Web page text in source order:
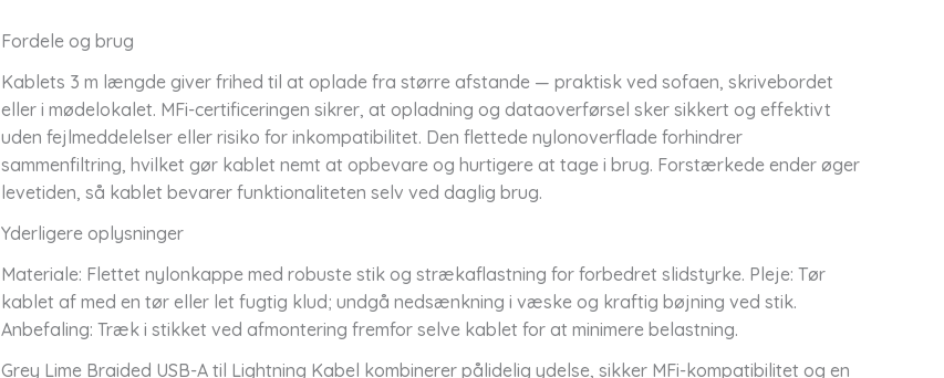
Fordele og brug
Kablets 3 m længde giver frihed til at oplade fra større afstande — praktisk ved sofaen, skrivebordet
eller i mødelokalet. MFi-certificeringen sikrer, at opladning og dataoverførsel sker sikkert og effektivt
uden fejlmeddelelser eller risiko for inkompatibilitet. Den flettede nylonoverflade forhindrer
sammenfiltring, hvilket gør kablet nemt at opbevare og hurtigere at tage i brug. Forstærkede ender øger
levetiden, så kablet bevarer funktionaliteten selv ved daglig brug.
Yderligere oplysninger
Materiale: Flettet nylonkappe med robuste stik og strækaflastning for forbedret slidstyrke. Pleje: Tør
kablet af med en tør eller let fugtig klud; undgå nedsænkning i væske og kraftig bøjning ved stik.
Anbefaling: Træk i stikket ved afmontering fremfor selve kablet for at minimere belastning.
Grey Lime Braided USB-A til Lightning Kabel kombinerer pålidelig ydelse, sikker MFi-kompatibilitet og en